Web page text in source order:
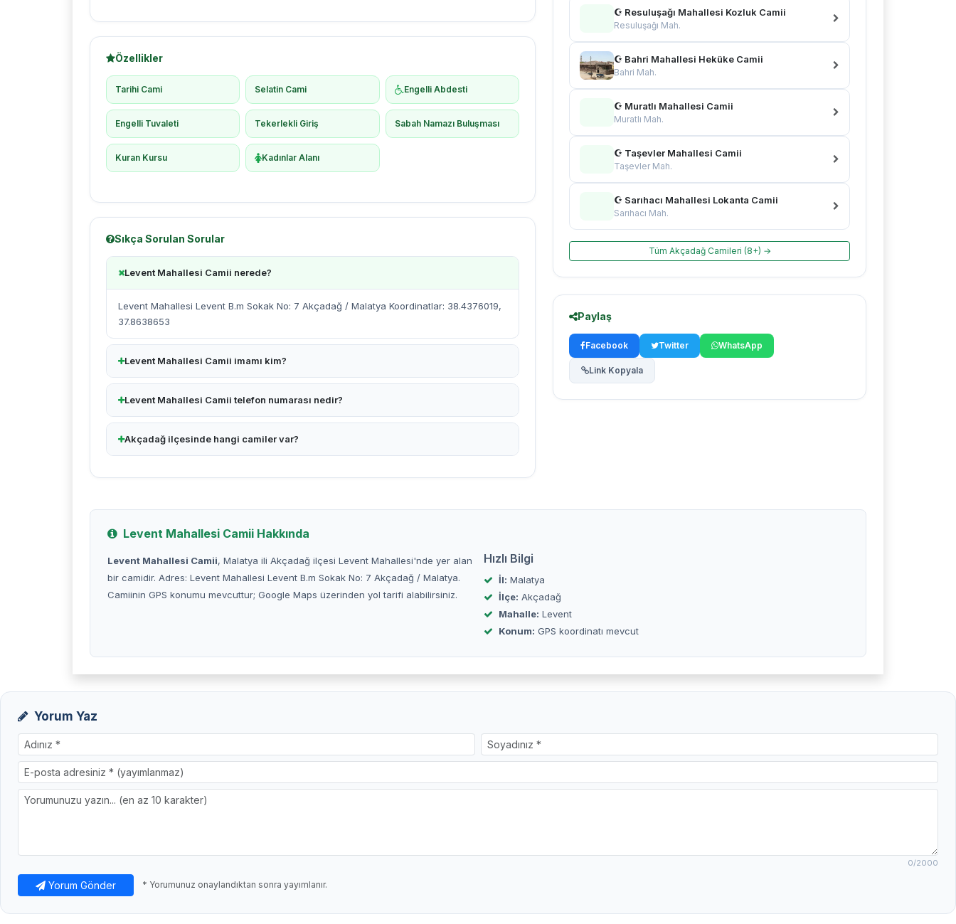
Özellikler
Tarihi Cami Selatin Cami Engelli Abdesti
Engelli Tuvaleti Tekerlekli Giriş Sabah Namazı Buluşması
Kuran Kursu Kadınlar Alanı
Sıkça Sorulan Sorular
Levent Mahallesi Camii nerede?
Levent Mahallesi Levent B.m Sokak No: 7 Akçadağ / Malatya Koordinatlar: 38.4376019,
37.8638653
Levent Mahallesi Camii imamı kim?
Levent Mahallesi Camii telefon numarası nedir?
Akçadağ ilçesinde hangi camiler var?
☪ Resuluşağı Mahallesi Kozluk Camii
Resuluşağı Mah.
☪ Bahri Mahallesi Heküke Camii
Bahri Mah.
☪ Muratlı Mahallesi Camii
Muratlı Mah.
☪ Taşevler Mahallesi Camii
Taşevler Mah.
☪ Sarıhacı Mahallesi Lokanta Camii
Sarıhacı Mah.
Tüm Akçadağ Camileri (8+) →
Paylaş
Facebook Twitter WhatsApp
Link Kopyala
Levent Mahallesi Camii Hakkında
Levent Mahallesi Camii, Malatya ili Akçadağ ilçesi Levent Mahallesi'nde yer alan
bir camidir. Adres: Levent Mahallesi Levent B.m Sokak No: 7 Akçadağ / Malatya.
Camiinin GPS konumu mevcuttur; Google Maps üzerinden yol tarifi alabilirsiniz.
Hızlı Bilgi
İl: Malatya
İlçe: Akçadağ
Mahalle: Levent
Konum: GPS koordinatı mevcut
Yorum Yaz
0/2000
Yorum Gönder * Yorumunuz onaylandıktan sonra yayımlanır.